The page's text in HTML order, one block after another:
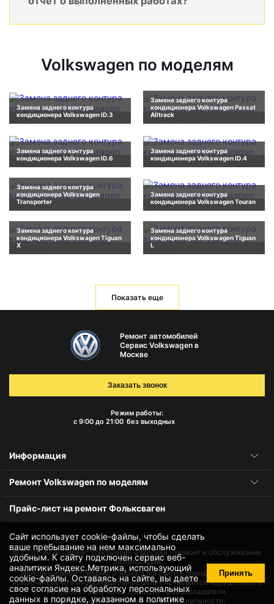
Volkswagen по моделям
Замена заднего контура
кондиционера Volkswagen ID.3
Замена заднего контура
кондиционера Volkswagen Passat
Alltrack
Замена заднего контура
кондиционера Volkswagen ID.6
Замена заднего контура
кондиционера Volkswagen ID.4
Замена заднего контура
кондиционера Volkswagen
Transporter
Замена заднего контура
кондиционера Volkswagen Touran
Замена заднего контура
кондиционера Volkswagen Tiguan
X
Замена заднего контура
кондиционера Volkswagen Tiguan
L
Показать еще
Сайт использует cookie-файлы, чтобы сделать
ваше пребывание на нем максимально
удобным. К cайту подключен сервис веб-
аналитики Яндекс.Метрика, использующий
cookie-файлы. Оставаясь на сайте, вы даете
своесогласие на обработку персональных
данных в порядке, указанном в политике
Принять
Ремонт автомобилей
Сервис Volkswagen в
Москве
Режим работы:
с 9:00 до 21:00 без выходных
Заказать звонок
Информация
Ремонт Volkswagen по моделям
Прайс-лист на ремонт Фольксваген
© 2010-2026Сервис Volkswagen в Москве – ремонт и обслуживание
автомобилей
Использование товарного знака и логотипов бренда происходит
исключительно в информационных целях не является нарушением и
не требует получения согласия правообладателя.
Защита данных и политика конфиденциальности.